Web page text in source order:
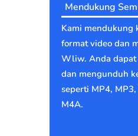
Mendukung
Kami mendukung
format video dan
Wliw. Anda dapat
dan mengunduh
seperti MP4,
M4A.